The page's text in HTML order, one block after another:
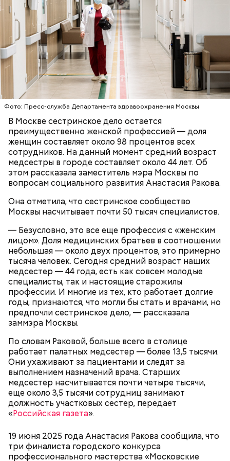
Фото: Пресс-служба Департамента здравоохранения Москвы
В Москве сестринское дело остается
преимущественно женской профессией — доля
женщин составляет около 98 процентов всех
сотрудников. На данный момент средний возраст
медсестры в городе составляет около 44 лет. Об
этом рассказала заместитель мэра Москвы по
вопросам социального развития Анастасия Ракова.
Она отметила, что сестринское сообщество
Москвы насчитывает почти 50 тысяч специалистов.
— Безусловно, это все еще профессия с «женским
лицом». Доля медицинских братьев в соотношении
небольшая — около двух процентов, это примерно
тысяча человек. Сегодня средний возраст наших
медсестер — 44 года, есть как совсем молодые
специалисты, так и настоящие старожилы
профессии. И многие из тех, кто работает долгие
годы, признаются, что могли бы стать и врачами, но
предпочли сестринское дело, — рассказала
заммэра Москвы.
По словам Раковой, больше всего в столице
работает палатных медсестер — более 13,5 тысячи.
Они ухаживают за пациентами и следят за
выполнением назначений врача. Старших
медсестер насчитывается почти четыре тысячи,
еще около 3,5 тысячи сотрудниц занимают
должность участковых сестер, передает
«Российская газета».
19 июня 2025 года Анастасия Ракова сообщила, что
три финалиста городского конкурса
профессионального мастерства «Московские
В Московском государственном колледже
электромеханики и информационных технологий
обучают по профессии «Мастер вертикального
транспорта». Здесь есть мастерская, где учат
будущих электромехаников по лифтам.
Модернизировали также лабораторию
композитных материалов в Политехническом
колледже имени Н. Н. Годовикова. Там студенты
изготавливают детали из стеклоткани и
углеволокна, проверяют их качество на новых
дефектоскопах и работают на лазерном и
гибочном станках с ЧПУ. Здесь же появился
реальности, который помогает студентам изучать
устройство авиационных двигателей.
От новичка к профи:
«Абилимпикс» помогает в
трудоустройстве москвичам с
особенностями здоровья
Лучшая техника
В Первом московском образовательном комплексе
обновили мастерские для дизайнеров одежды. Их
оснастили промышленными швейными машинами,
парогенераторами, раскройными столами и
манекенами. В колледже также открылась
лаборатория для бариста с профессиональными
кофемашинами и инструментами, где уже
занимаются более 500 студентов.
Диплом по цене квартиры: из чего
складывается стоимость
обучения в вузах и какие
профессии будут престижными
Все участники экскурсии отметили масштабы
перемещаться из одной эпохи в другую.
Ситора Даргель, заместитель директора по
событийному маркетингу кинопарка «Москино»: